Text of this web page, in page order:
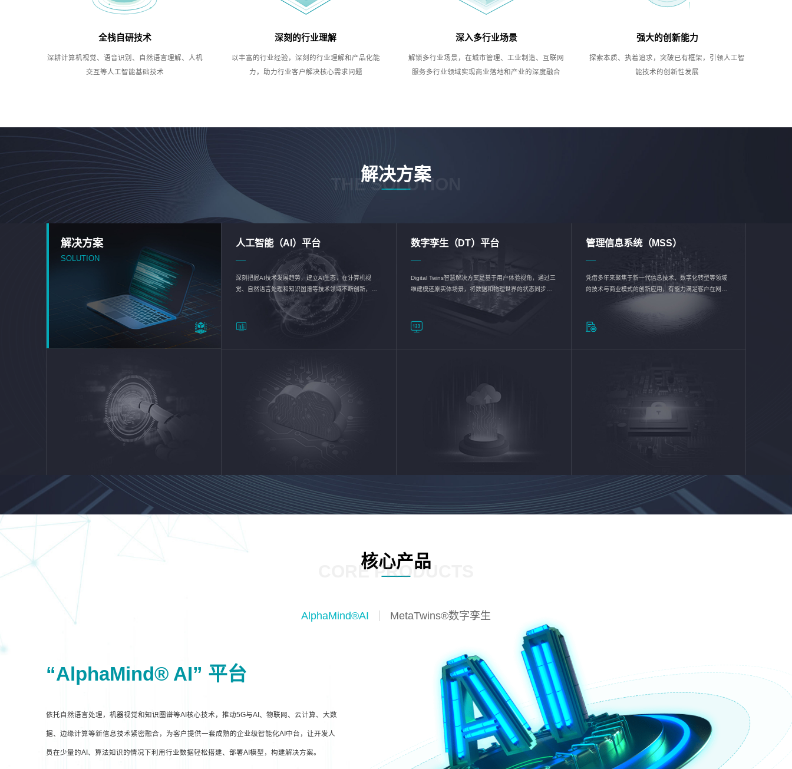
全栈自研技术
深耕计算机视觉、语音识别、自然语言理解、人机
交互等人工智能基础技术
深刻的行业理解
以丰富的行业经验，深刻的行业理解和产品化能
力，助力行业客户解决核心需求问题
深入多行业场景
解锁多行业场景，在城市管理、工业制造、互联网
服务多行业领域实现商业落地和产业的深度融合
强大的创新能力
探索本质、执着追求，突破已有框架，引领人工智
能技术的创新性发展
解决方案
THE SOLUTION
解决方案
SOLUTION
人工智能（AI）平台
深刻把握AI技术发展趋势，建立AI生态，在计算机视
觉、自然语言处理和知识图谱等技术领域不断创新，持
续优化企业数智化转型加速器—AlphaMind®AI能力开放
数字孪生（DT）平台
Digital Twins智慧解决方案是基于用户体验视角，通过三
维建模还原实体场景，将数据和物理世界的状态同步呈
现，使用户对关键数据有更直观的感受，推动各行业完
成智能化转型，实现新旧动能的转换
管理信息系统（MSS）
凭借多年来聚焦于新一代信息技术、数字化转型等领域
的技术与商业模式的创新应用，有能力满足客户在网络
优化、运营维护和信息安全防护等方面的需求，为客户
核心产品
CORE PRODUCTS
AlphaMind®AI MetaTwins®数字孪生
“AlphaMind® AI” 平台
依托自然语言处理，机器视觉和知识图谱等AI核心技术，推动5G与AI、物联网、云计算、大数
据、边缘计算等新信息技术紧密融合，为客户提供一套成熟的企业级智能化AI中台，让开发人
员在少量的AI、算法知识的情况下利用行业数据轻松搭建、部署AI模型，构建解决方案。